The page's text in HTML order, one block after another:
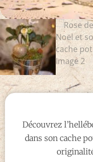
Découvrez
dans son cache